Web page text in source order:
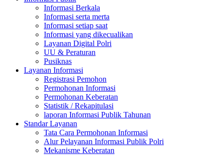
Informasi Berkala
Informasi serta merta
Informasi setiap saat
Informasi yang dikecualikan
Layanan Digital Polri
UU & Peraturan
Pusiknas
Layanan Informasi
Registrasi Pemohon
Permohonan Informasi
Permohonan Keberatan
Statistik / Rekapitulasi
laporan Informasi Publik Tahunan
Standar Layanan
Tata Cara Permohonan Informasi
Alur Pelayanan Informasi Publik Polri
Mekanisme Keberatan